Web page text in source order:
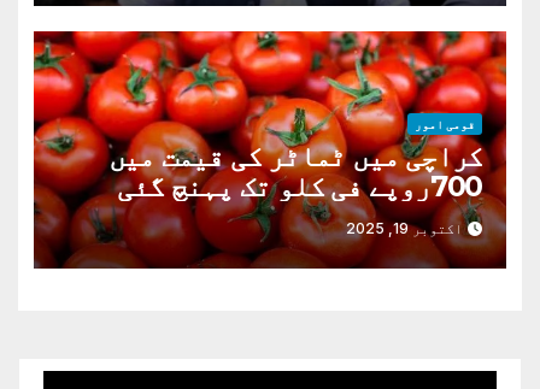
قومی امور
کراچی میں ٹماٹر کی قیمت میں
700روپے فی کلو تک پہنچ گئی
اکتوبر 19, 2025